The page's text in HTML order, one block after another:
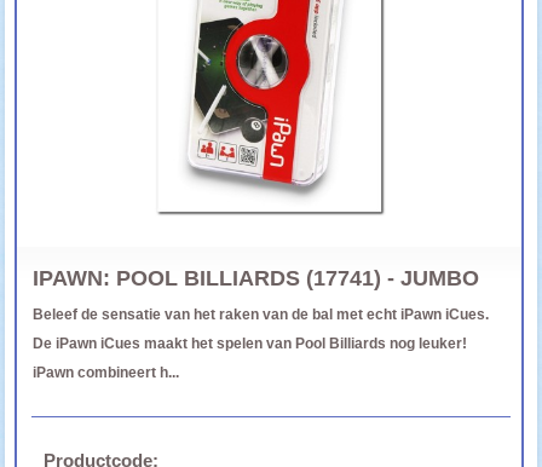
IPAWN: POOL BILLIARDS (17741) - JUMBO
Beleef de sensatie van het raken van de bal met echt iPawn iCues.
De iPawn iCues maakt het spelen van Pool Billiards nog leuker!
iPawn combineert h...
Productcode: